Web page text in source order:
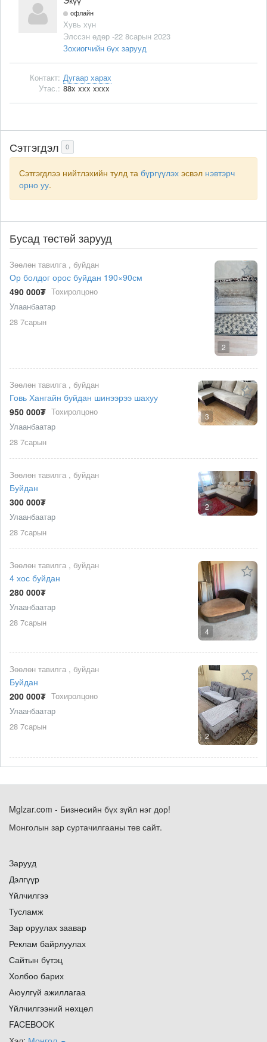
офлайн
Хувь хүн
Элссэн өдөр -22 8сарын 2023
Зохиогчийн бүх зарууд
Контакт: Дугаар харах
Утас.: 88x xxx xxxx
Сэтгэгдэл 0
Сэтгэгдлээ нийтлэхийн тулд та бүргүүлэх эсвэл нэвтэрч
орно уу.
Бусад төстөй зарууд
2
Зөөлөн тавилга , буйдан
Ор болдог орос буйдан 190×90см
490 000₮ Тохиролцоно
Улаанбаатар
28 7сарын
3
Зөөлөн тавилга , буйдан
Говь Хангайн буйдан шинээрээ шахуу
950 000₮ Тохиролцоно
Улаанбаатар
28 7сарын
2
Зөөлөн тавилга , буйдан
Буйдан
300 000₮
Улаанбаатар
28 7сарын
4
Зөөлөн тавилга , буйдан
4 хос буйдан
280 000₮
Улаанбаатар
28 7сарын
2
Зөөлөн тавилга , буйдан
Буйдан
200 000₮ Тохиролцоно
Улаанбаатар
28 7сарын
Mglzar.com - Бизнесийн бүх зүйл нэг дор!
Монголын зар суртачилгааны төв сайт.
Зарууд
Дэлгүүр
Үйлчилгээ
Тусламж
Зар оруулах заавар
Реклам байрлуулах
Сайтын бүтэц
Холбоо барих
Аюулгүй ажиллагаа
Үйлчилгээний нөхцөл
FACEBOOK